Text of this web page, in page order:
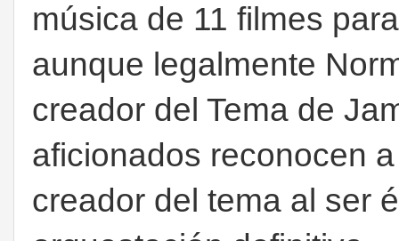
música de 11 filmes
aunque legalmente
creador del Tema de
aficionados reconocen
creador del tema al ser